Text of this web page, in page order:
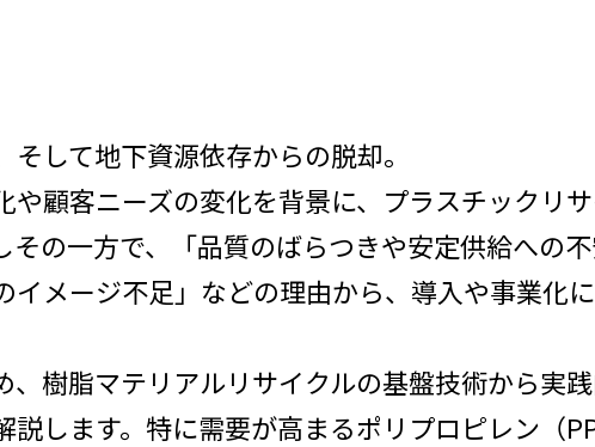
て地下資源依存からの脱却――。
顧客ニーズの変化を背景に、プラスチックリ
の一方で、「品質のばらつきや安定供給への不
イメージ不足」などの理由から、導入や事業化
樹脂マテリアルリサイクルの基盤技術から実
します。特に需要が高まるポリプロピレン（